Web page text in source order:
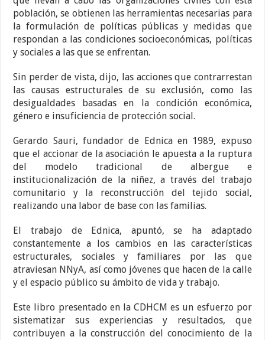
población, se obtienen las herramientas necesarias para
la formulación de políticas públicas y medidas que
respondan a las condiciones socioeconómicas, políticas
y sociales a las que se enfrentan.
Sin perder de vista, dijo, las acciones que contrarrestan
las causas estructurales de su exclusión, como las
desigualdades basadas en la condición económica,
género e insuficiencia de protección social.
Gerardo Sauri, fundador de Ednica en 1989, expuso
que el accionar de la asociación le apuesta a la ruptura
del modelo tradicional de albergue e
institucionalización de la niñez, a través del trabajo
comunitario y la reconstrucción del tejido social,
realizando una labor de base con las familias.
El trabajo de Ednica, apuntó, se ha adaptado
constantemente a los cambios en las características
estructurales, sociales y familiares por las que
atraviesan NNyA, así como jóvenes que hacen de la calle
y el espacio público su ámbito de vida y trabajo.
Este libro presentado en la CDHCM es un esfuerzo por
sistematizar sus experiencias y resultados, que
contribuyen a la construcción del conocimiento de la